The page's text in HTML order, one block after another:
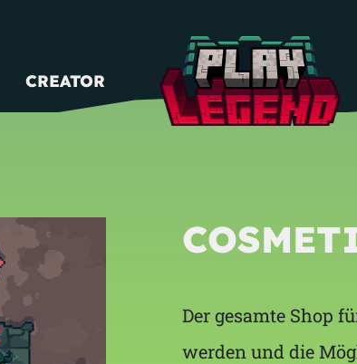
CREATOR
Der gesamte Shop
werden und die